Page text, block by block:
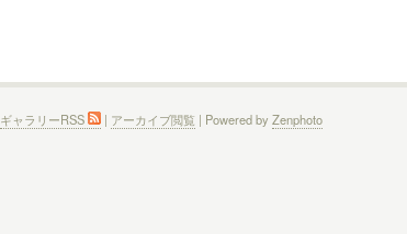
ギャラリーRSS | アーカイブ閲覧 | Powered by Zenphoto